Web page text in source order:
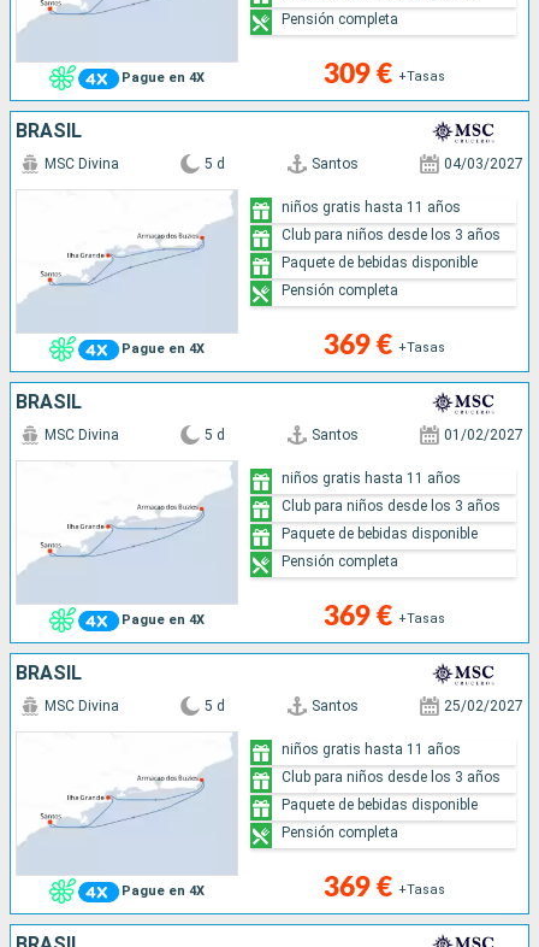
Pague en 4X 309 € +Tasas
Pensión completa
BRASIL
Pague en 4X
MSC Divina 5 d Santos 04/03/2027
369 € +Tasas
niños gratis hasta 11 años
Club para niños desde los 3 años
Paquete de bebidas disponible
Pensión completa
BRASIL
Pague en 4X
MSC Divina 5 d Santos 01/02/2027
369 € +Tasas
niños gratis hasta 11 años
Club para niños desde los 3 años
Paquete de bebidas disponible
Pensión completa
BRASIL
Pague en 4X
MSC Divina 5 d Santos 25/02/2027
369 € +Tasas
niños gratis hasta 11 años
Club para niños desde los 3 años
Paquete de bebidas disponible
Pensión completa